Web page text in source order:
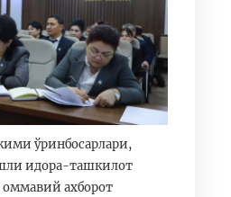
ўринбосарлари,
идора-ташкилот
оммавий ахборот